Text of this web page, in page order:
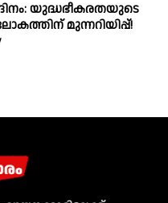
യുദ്ധഭീകരതയുടെ
മുന്നറിയിപ്പ്!